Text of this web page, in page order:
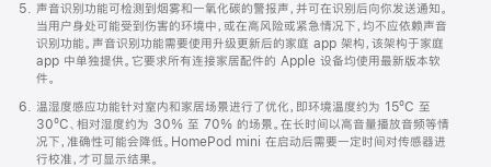
声音识别功能可检测到烟雾和一氧化碳的警报声，并可在识别后向你发送通知。
当用户身处可能受到伤害的环境中，或在高风险或紧急情况下，均不应依赖声音
识别功能。声音识别功能需要使用升级更新后的家庭 app 架构，该架构于家庭
app 中单独提供。它要求所有连接家居配件的 Apple 设备均使用最新版本软
件。
温湿度感应功能针对室内和家居场景进行了优化，即环境温度约为 15ºC 至
30ºC、相对湿度约为 30% 至 70% 的场景。在长时间以高音量播放音频等情
况下，准确性可能会降低。HomePod mini 在启动后需要一定时间对传感器进
行校准，才可显示结果。